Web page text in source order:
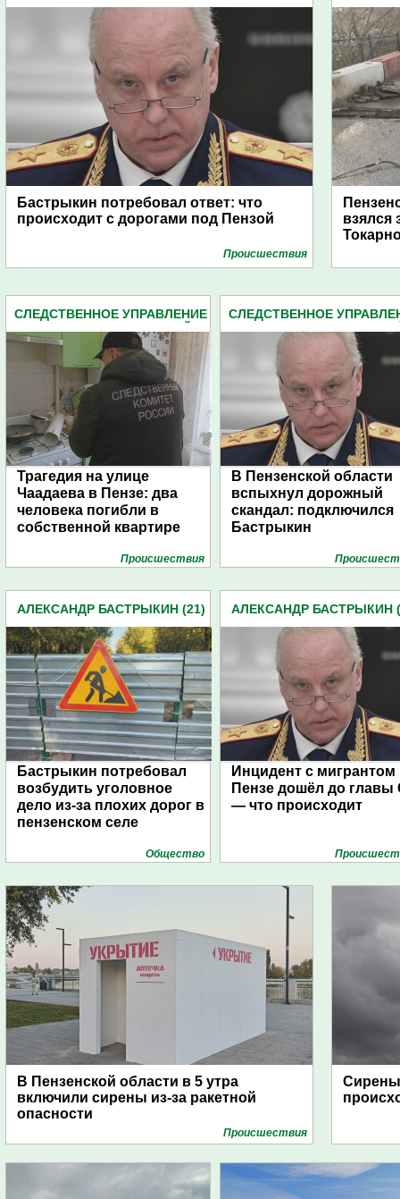
Бастрыкин потребовал ответ: что
происходит с дорогами под Пензой
Проиcшествия
взялся
СЛЕДСТВЕННОЕ УПРАВЛЕНИЕ
ОБЛАСТИ (2162)
Трагедия на улице
Чаадаева в Пензе: два
человека погибли в
собственной квартире
Проиcшествия
СЛЕДСТВЕННОЕ
ОБЛАСТИ (2162)
В Пензенской области
вспыхнул дорожный
скандал: подключился
Бастрыкин
АЛЕКСАНДР БАСТРЫКИН (21)
Бастрыкин потребовал
возбудить уголовное
дело из-за плохих дорог в
пензенском селе
Общество
АЛЕКСАНДР БАСТРЫКИН
Инцидент с мигрантом
Пензе дошёл до главы
— что происходит
В Пензенской области в 5 утра
включили сирены из-за ракетной
опасности
Проиcшествия
Сирены